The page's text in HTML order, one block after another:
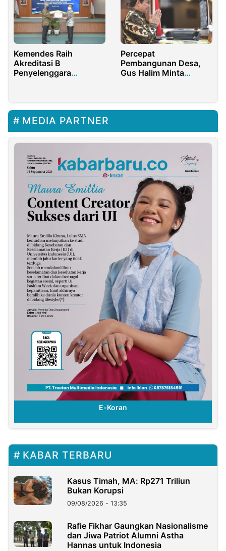
Kemendes Raih
Akreditasi B
Penyelenggara
Percepat
Pembangunan Desa,
Gus Halim Minta
MEDIA PARTNER
E-Koran
KABAR TERBARU
Kasus Timah, MA: Rp271 Triliun
Bukan Korupsi
09/08/2026 - 13:35
Rafie Fikhar Gaungkan Nasionalisme
dan Jiwa Patriot Alumni Astha
Hannas untuk Indonesia